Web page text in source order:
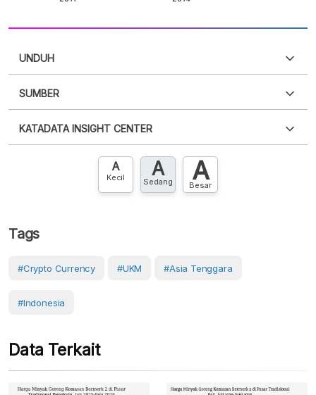
UNDUH
XLS
SUMBER
punya akun?Silakan Daftar sekarang
KATADATA INSIGHT CENTER
Hubungi sekarang »
A
Kecil A
Sedang A
Besar
Tags
#Crypto Currency #UKM #Asia Tenggara
#Indonesia
Data Terkait